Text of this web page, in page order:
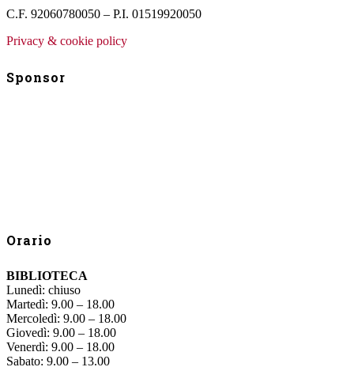
C.F. 92060780050 – P.I. 01519920050
Privacy & cookie policy
Sponsor
Orario
BIBLIOTECA
Lunedì: chiuso
Martedì: 9.00 – 18.00
Mercoledì: 9.00 – 18.00
Giovedì: 9.00 – 18.00
Venerdì: 9.00 – 18.00
Sabato: 9.00 – 13.00